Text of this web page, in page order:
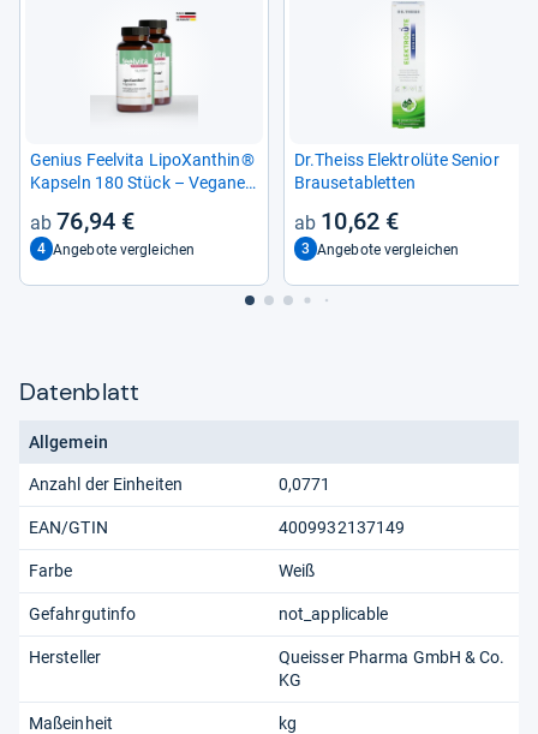
Genius Feel­vita LipoX­an­thin®
Kap­seln 180 Stück – Vegane
76,94 €
4 Angebote vergleichen
Dr.Theiss Elek­trolüte Senior
Brau­se­ta­blet­ten
10,62 €
3 Angebote vergleichen
Datenblatt
Allgemein
Anzahl der Einheiten 0,0771
EAN/GTIN 4009932137149
Farbe Weiß
Gefahrgutinfo not_applicable
Hersteller
Queisser Pharma GmbH & Co.
KG
Maßeinheit kg